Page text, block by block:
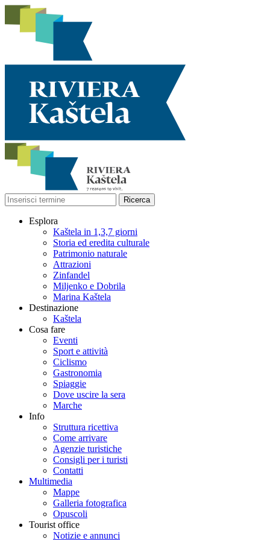
Esplora
Kaštela in 1,3,7 giorni
Storia ed eredita culturale
Patrimonio naturale
Attrazioni
Zinfandel
Miljenko e Dobrila
Marina Kaštela
Destinazione
Kaštela
Cosa fare
Eventi
Sport e attività
Ciclismo
Gastronomia
Spiaggie
Dove uscire la sera
Marche
Info
Struttura ricettiva
Come arrivare
Agenzie turistiche
Consigli per i turisti
Contatti
Multimedia
Mappe
Galleria fotografica
Opuscoli
Tourist office
Notizie e annunci